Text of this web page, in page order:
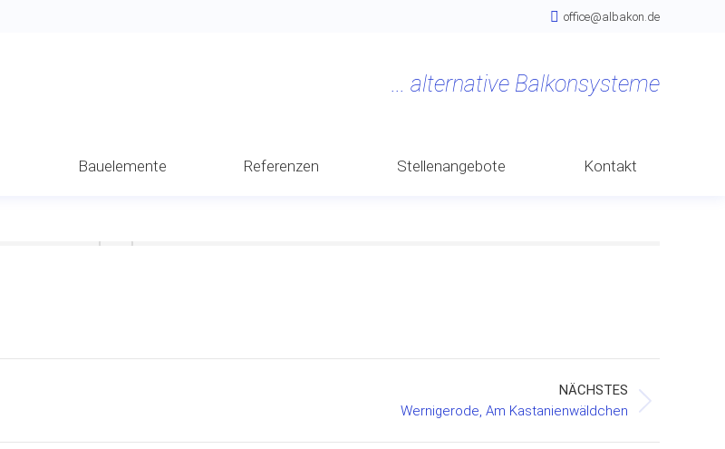
office@albakon.de
Bauelemente Referenzen Stellenangebote Kontakt
NÄCHSTES
Wernigerode, Am Kastanienwäldchen